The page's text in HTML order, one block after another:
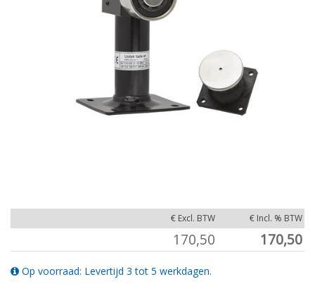
€ Excl. BTW € Incl. % BTW
170,50 170,50
Op voorraad: Levertijd 3 tot 5 werkdagen.